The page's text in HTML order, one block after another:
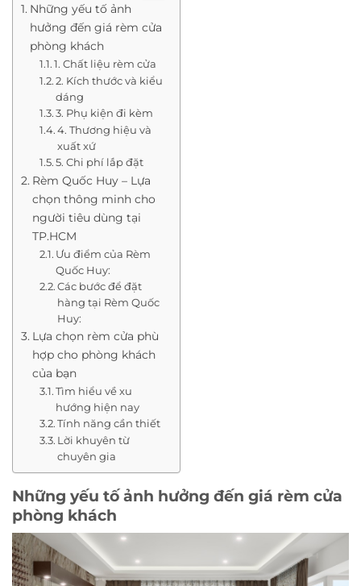
Những yếu tố ảnh
hưởng đến giá rèm cửa
phòng khách
1. Chất liệu rèm cửa
2. Kích thước và kiểu
dáng
3. Phụ kiện đi kèm
4. Thương hiệu và
xuất xứ
5. Chi phí lắp đặt
Rèm Quốc Huy – Lựa
chọn thông minh cho
người tiêu dùng tại
TP.HCM
Ưu điểm của Rèm
Quốc Huy:
Các bước để đặt
hàng tại Rèm Quốc
Huy:
Lựa chọn rèm cửa phù
hợp cho phòng khách
của bạn
Tìm hiểu về xu
hướng hiện nay
Tính năng cần thiết
Lời khuyên từ
chuyên gia
Những yếu tố ảnh hưởng đến giá rèm cửa
phòng khách